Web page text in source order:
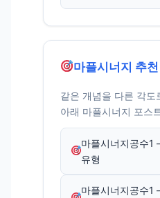
마플시너지 추
같은 개념을 다른 각도
아래 마플시너지 포스
마플시너지공수
유형
마플시너지공수1